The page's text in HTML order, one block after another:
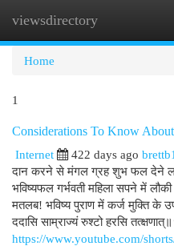
viewsdirectory
Home
1
Considerations To Know
Internet
422 days ago
दान करने से मंगल ग्रह शुभ फल देने
भविष्यफल गर्भवती महिला सपने में
मतलब! भविष्य पुराण में कर्ज मुक्ति के
ददासि साम्राज्यं रुश्टो हरसि
https://www.youtube.com/